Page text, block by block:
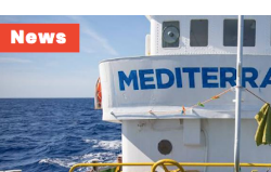
Sport
PODCAST